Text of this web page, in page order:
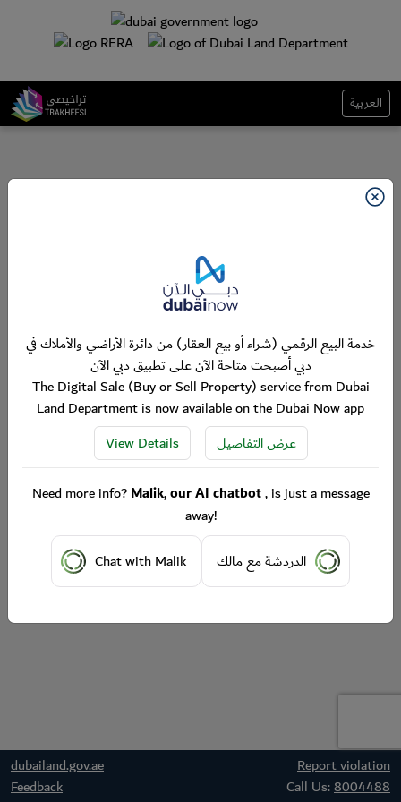
العربية
dubailand.gov.ae
Report violation
Feedback
Call Us:8004488
خدمة البيع الرقمي (شراء أو بيع العقار) من دائرة الأراضي والأملاك في
دبي أصبحت متاحة الآن على تطبيق دبي الآن
The Digital Sale (Buy or Sell Property) service from Dubai
Land Department is now available on the Dubai Now app
View Details
عرض التفاصيل
Need more info?Malik, our AI chatbot, is just a message
away!
Chat with Malik
الدردشة مع مالك